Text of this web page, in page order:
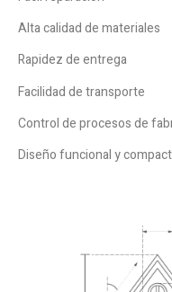
Alta calidad de materiales
Rapidez de entrega
Facilidad de transporte
Control de procesos de
Diseño funcional y